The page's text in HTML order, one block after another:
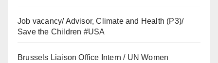
Job vacancy/ Advisor, Climate and Health (P3)/
Save the Children #USA
Brussels Liaison Office Intern / UN Women